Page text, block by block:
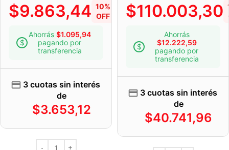
$9.863,44 10%
OFF
Ahorrás $1.095,94
pagando por
transferencia
3 cuotas sin interés
de
$3.653,12
$110.003,30
Ahorrás
$12.222,59
pagando por
transferencia
3 cuotas sin interés
de
$40.741,96